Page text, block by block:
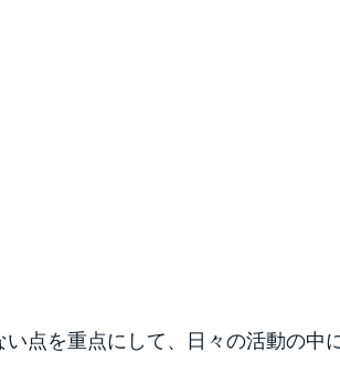
点を重点にして、日々の活動の中